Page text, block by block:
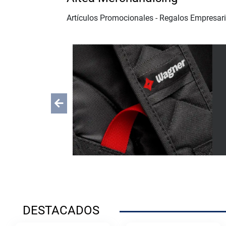
Artículos Promocionales - Regalos
Previous
DESTACADOS